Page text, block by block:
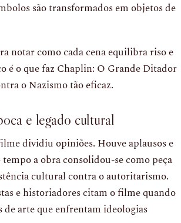
são transformados em objetos de
notar como cada cena equilibra riso e
é o que faz Chaplin: O Grande Ditador
o Nazismo tão eficaz.
e legado cultural
dividiu opiniões. Houve aplausos e
a obra consolidou-se como peça
cultural contra o autoritarismo.
e historiadores citam o filme quando
de arte que enfrentam ideologias